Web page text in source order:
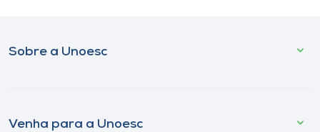
Sobre a Unoesc
Venha para a Unoesc